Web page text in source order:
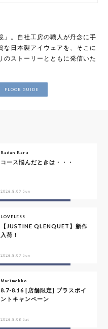
」。自社工房の職人が丹念に手
日本製アイウェアを、そこに
のストーリーとともに発信いた
FLOOR GUIDE
Badan Baru
コース悩んだときは・・・
2026.8.09 Sun
LOVELESS
【JUSTINE QLENQUET】新作
入荷！
2026.8.09 Sun
Marimekko
8.7-8.16 [店舗限定] プラスポイ
ントキャンペーン
2026.8.08 Sat